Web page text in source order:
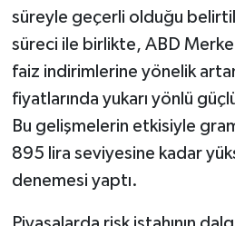
süreyle geçerli olduğu
süreci ile birlikte, ABD Merkez
faiz indirimlerine yönelik
fiyatlarında yukarı yönlü
Bu gelişmelerin etkisiyle
895 lira seviyesine kadar
denemesi yaptı.